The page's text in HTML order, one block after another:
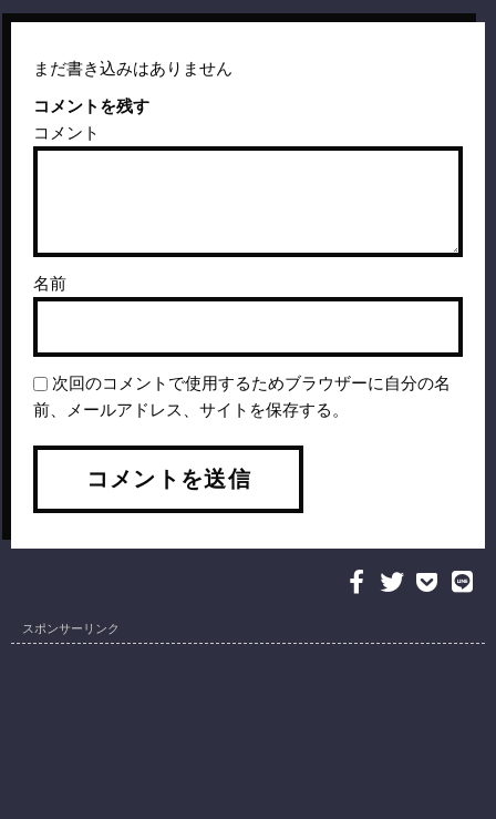
まだ書き込みはありません
コメントを残す
コメント
名前
次回のコメントで使用するためブラウザーに自分の名
前、メールアドレス、サイトを保存する。